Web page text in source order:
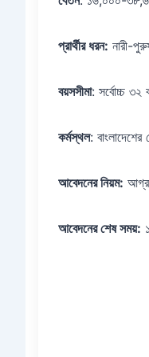
প্রার্থীর ধরন: নারী-
বয়সসীমা: সর্বোচ্চ ৩২
কর্মস্থল:
আবেদনের নিয়ম:
আবেদনের শেষ সময়: